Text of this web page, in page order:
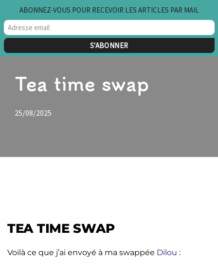
Aller
au
Tea time swap
25/08/2025
TEA TIME SWAP
Voilà ce que j’ai envoyé à ma swappée Dilou :
ABONNEZ-VOUS POUR RECEVOIR LES ARTICLES PAR MAIL